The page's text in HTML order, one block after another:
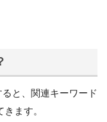
と、関連キーワード
ます。